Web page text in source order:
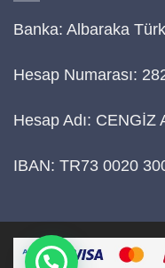
Banka: Albaraka
Hesap Numarası:
Hesap Adı: CENGİZ
IBAN: TR73 0020